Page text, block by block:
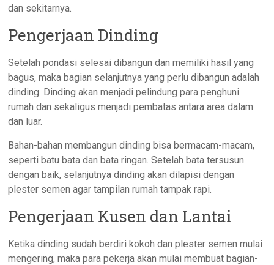
dan sekitarnya.
Pengerjaan Dinding
Setelah pondasi selesai dibangun dan memiliki hasil yang
bagus, maka bagian selanjutnya yang perlu dibangun adalah
dinding. Dinding akan menjadi pelindung para penghuni
rumah dan sekaligus menjadi pembatas antara area dalam
dan luar.
Bahan-bahan membangun dinding bisa bermacam-macam,
seperti batu bata dan bata ringan. Setelah bata tersusun
dengan baik, selanjutnya dinding akan dilapisi dengan
plester semen agar tampilan rumah tampak rapi.
Pengerjaan Kusen dan Lantai
Ketika dinding sudah berdiri kokoh dan plester semen mulai
mengering, maka para pekerja akan mulai membuat bagian-